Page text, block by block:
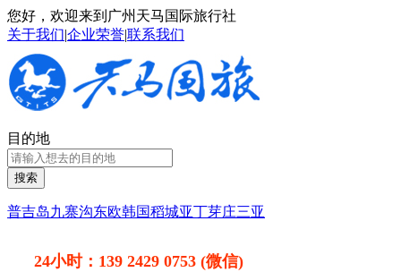
您好，欢迎来到广州天马国际旅行社
关于我们|企业荣誉|联系我们
目的地
搜索
普吉岛九寨沟东欧韩国稻城亚丁芽庄三亚
24小时： 139 2429 0753 (微信)